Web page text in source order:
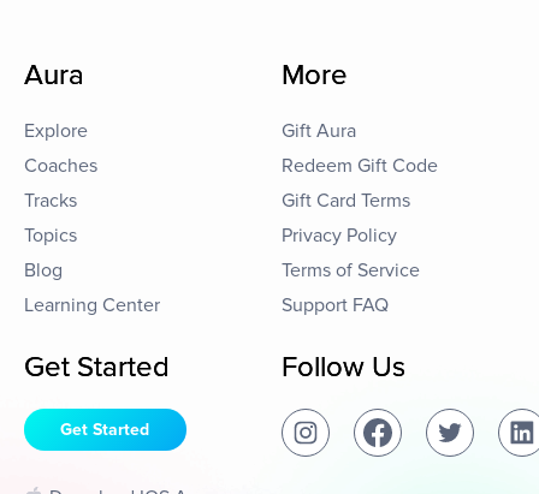
Aura
Explore
Coaches
Tracks
Topics
Blog
Learning Center
More
Gift Aura
Redeem Gift Code
Gift Card Terms
Privacy Policy
Terms of Service
Support FAQ
Get Started
Get Started
Follow Us